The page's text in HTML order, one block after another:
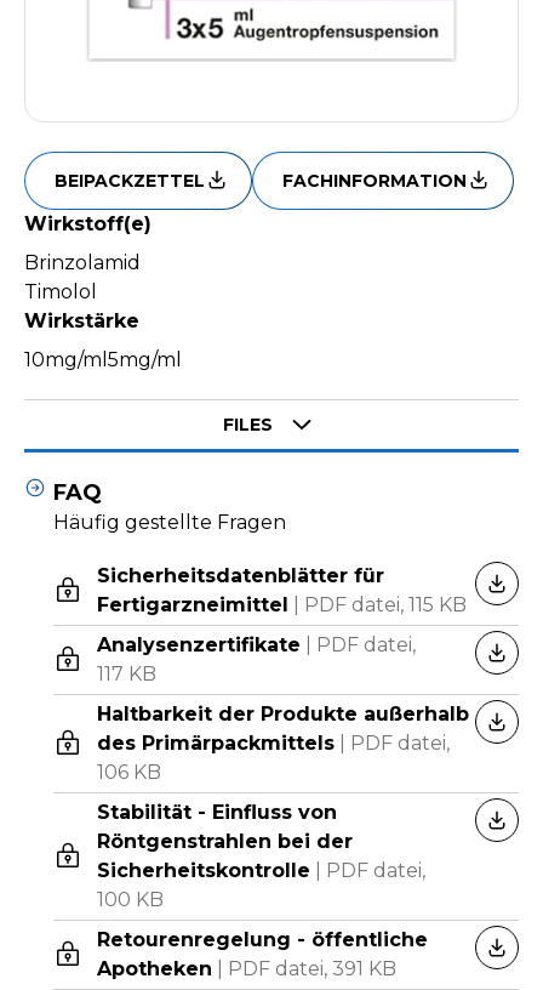
BEIPACKZETTEL FACHINFORMATION
Wirkstoff(e)
Brinzolamid
Timolol
Wirkstärke
10mg/ml 5mg/ml
FILES
FAQ
Häufig gestellte Fragen
Sicherheitsdatenblätter für
Fertigarzneimittel
PDF datei, 115 KB
Analysenzertifikate
PDF datei,
117 KB
Haltbarkeit der Produkte außerhalb
des Primärpackmittels
PDF datei,
106 KB
Stabilität - Einfluss von
Röntgenstrahlen bei der
Sicherheitskontrolle
PDF datei,
100 KB
Retourenregelung - öffentliche
Apotheken
PDF datei, 391 KB